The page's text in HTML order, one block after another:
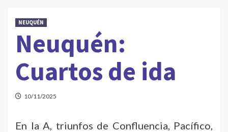
NEUQUÉN
Neuquén:
Cuartos de ida
10/11/2025
En la A, triunfos de Confluencia, Pacífico,